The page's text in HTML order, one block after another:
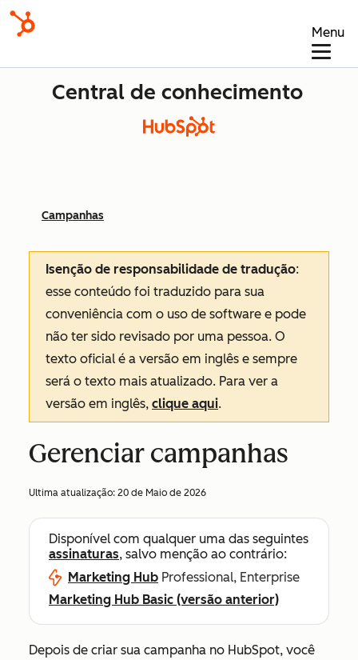
Menu
Central de conhecimento
Campanhas
Isenção de responsabilidade de tradução:
esse conteúdo foi traduzido para sua
conveniência com o uso de software e pode
não ter sido revisado por uma pessoa. O
texto oficial é a versão em inglês e sempre
será o texto mais atualizado. Para ver a
versão em inglês, clique aqui.
Gerenciar campanhas
Ultima atualização: 20 de Maio de 2026
Disponível com qualquer uma das seguintes
assinaturas, salvo menção ao contrário:
Marketing Hub Professional, Enterprise
Marketing Hub Basic (versão anterior)
Depois de criar sua campanha no HubSpot, você